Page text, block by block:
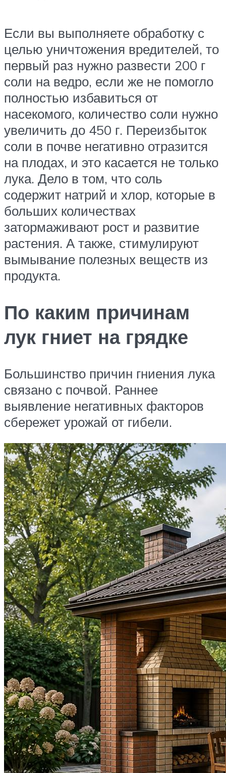
Если вы выполняете обработку с
целью уничтожения вредителей, то
первый раз нужно развести 200 г
соли на ведро, если же не помогло
полностью избавиться от
насекомого, количество соли нужно
увеличить до 450 г. Переизбыток
соли в почве негативно отразится
на плодах, и это касается не только
лука. Дело в том, что соль
содержит натрий и хлор, которые в
больших количествах
затормаживают рост и развитие
растения. А также, стимулируют
вымывание полезных веществ из
продукта.
По каким причинам
лук гниет на грядке
Большинство причин гниения лука
связано с почвой. Раннее
выявление негативных факторов
сбережет урожай от гибели.